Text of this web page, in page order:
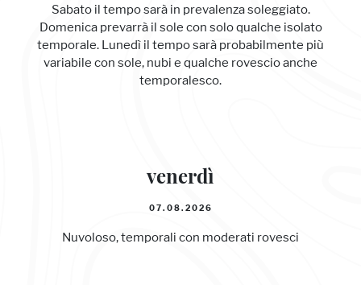
Sabato il tempo sarà in prevalenza soleggiato.
Domenica prevarrà il sole con solo qualche isolato
temporale. Lunedì il tempo sarà probabilmente più
variabile con sole, nubi e qualche rovescio anche
temporalesco.
venerdì
07.08.2026
Nuvoloso, temporali con moderati rovesci